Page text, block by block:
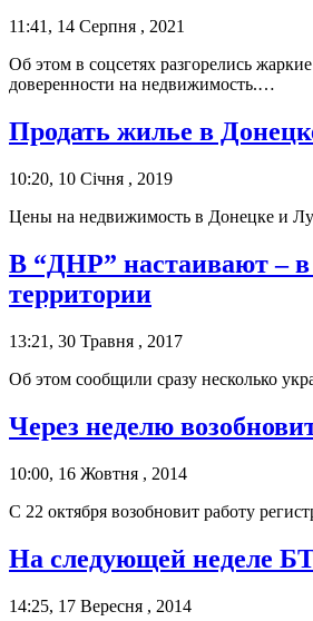
11:41, 14 Серпня , 2021
Об этом в соцсетях разгорелись
доверенности на недвижимость.…
Продать жилье в
10:20, 10 Січня , 2019
Цены на недвижимость в Донецке и
В “ДНР” настаивают – в
территории
13:21, 30 Травня , 2017
Об этом сообщили сразу несколько
Через неделю
10:00, 16 Жовтня , 2014
С 22 октября возобновит работу
На следующей неделе
14:25, 17 Вересня , 2014